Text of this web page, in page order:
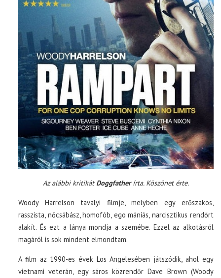
Az alábbi kritikát Doggfatherírta. Köszönet érte.
Woody Harrelson tavalyi filmje, melyben egy erőszakos,
rasszista, nőcsábász, homofób, ego mániás, narcisztikus rendőrt
alakít. És ezt a lánya mondja a szemébe. Ezzel az alkotásról
magáról is sok mindent elmondtam.
A film az 1990-es évek Los Angelesében játszódik, ahol egy
vietnami veterán, egy sáros közrendőr Dave Brown (Woody